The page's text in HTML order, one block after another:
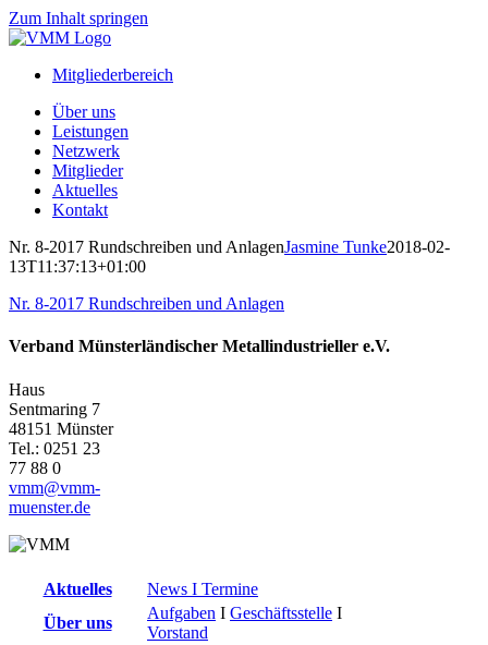
Zum Inhalt springen
Mitgliederbereich
Über uns
Leistungen
Netzwerk
Mitglieder
Aktuelles
Kontakt
Nr. 8-2017 Rundschreiben und AnlagenJasmine Tunke2018-02-
13T11:37:13+01:00
Nr. 8-2017 Rundschreiben und Anlagen
Verband Münsterländischer Metallindustrieller e.V.
Haus
Sentmaring 7
48151 Münster
Tel.: 0251 23
77 88 0
vmm@vmm-
muenster.de
Aktuelles
News I Termine
Über uns
Aufgaben I Geschäftsstelle I
Vorstand